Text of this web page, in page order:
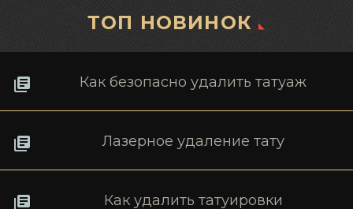
ТОП НОВИНОК
Как безопасно удалить татуаж
Лазерное удаление тату
Как удалить татуировки